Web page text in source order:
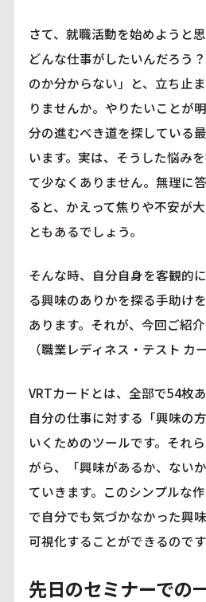
さて、就職活動を始めようと
どんな仕事がしたいんだろう
のか分からない」と、立ち止
りませんか。やりたいことが
分の進むべき道を探している
います。実は、そうした悩み
て少なくありません。無理に
ると、かえって焦りや不安が
ともあるでしょう。
そんな時、自分自身を客観的
る興味のありかを探る手助け
あります。それが、今回ご紹
（職業レディネス・テスト カ
VRTカードとは、全部で54枚
自分の仕事に対する「興味の
いくためのツールです。それ
がら、「興味があるか、ない
ていきます。このシンプルな
で自分でも気づかなかった興
可視化することができるのです
先日のセミナーでの